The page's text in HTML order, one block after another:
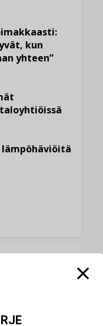
kun
yhteen”